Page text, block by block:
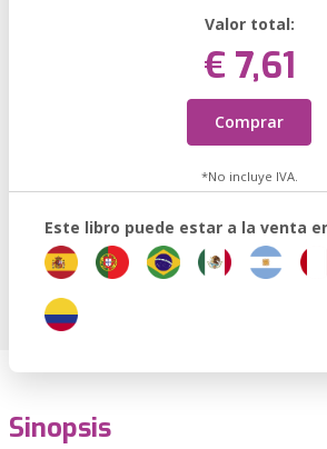
Valor total:
€ 7,61
Comprar
*No incluye IVA.
Este libro puede estar a la venta
Sinopsis